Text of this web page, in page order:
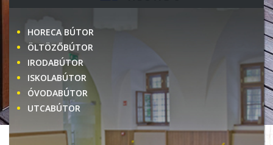
HORECA BÚTOR
ÖLTÖZŐBÚTOR
IRODABÚTOR
ISKOLABÚTOR
ÓVODABÚTOR
UTCABÚTOR